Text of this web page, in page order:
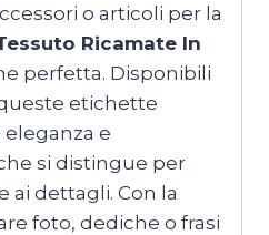
o articoli per la
Ricamate In
perfetta. Disponibili
etichette
e
si distingue per
ai dettagli. Con la
foto, dediche o frasi